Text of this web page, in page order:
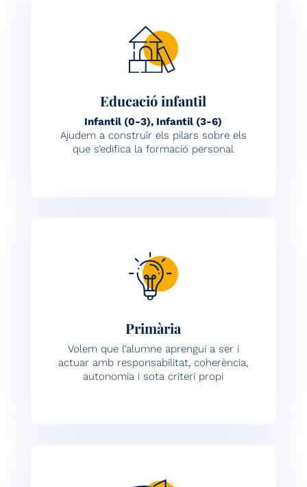
Educació infantil
Infantil (0-3), Infantil (3-6)
Ajudem a construïr els pilars sobre els
que s’edifica la formació personal
Primària
Volem que l’alumne aprengui a ser i
actuar amb responsabilitat, coherència,
autonomia i sota criteri propi